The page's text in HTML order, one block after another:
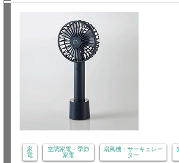
家
電
空調家電・季節
家電
扇風機・サーキュレー
ター